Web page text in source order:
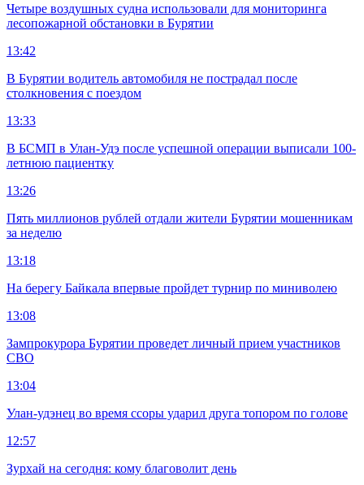
Четыре воздушных судна использовали для мониторинга
лесопожарной обстановки в Бурятии
13:42
В Бурятии водитель автомобиля не пострадал после
столкновения с поездом
13:33
В БСМП в Улан-Удэ после успешной операции выписали 100-
летнюю пациентку
13:26
Пять миллионов рублей отдали жители Бурятии мошенникам
за неделю
13:18
На берегу Байкала впервые пройдет турнир по миниволею
13:08
Зампрокурора Бурятии проведет личный прием участников
СВО
13:04
Улан-удэнец во время ссоры ударил друга топором по голове
12:57
Зурхай на сегодня: кому благоволит день